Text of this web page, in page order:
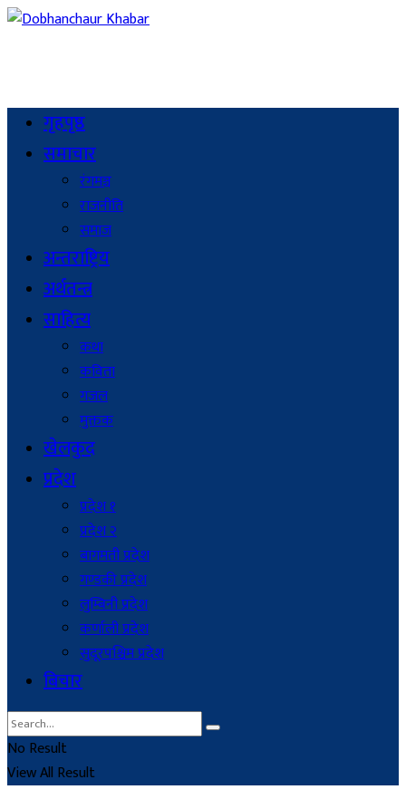
गृहपृष्ठ
समाचार
रंगमञ्च
राजनीति
समाज
अन्तराष्ट्रिय
अर्थतन्त्र
साहित्य
कथा
कविता
गजल
मुक्तक
खेलकुद
प्रदेश
प्रदेश १
प्रदेश २
बागमती प्रदेश
गण्डकी प्रदेश
लुम्बिनी प्रदेश
कर्णाली प्रदेश
सुदूरपश्चिम प्रदेश
बिचार
No Result
View All Result